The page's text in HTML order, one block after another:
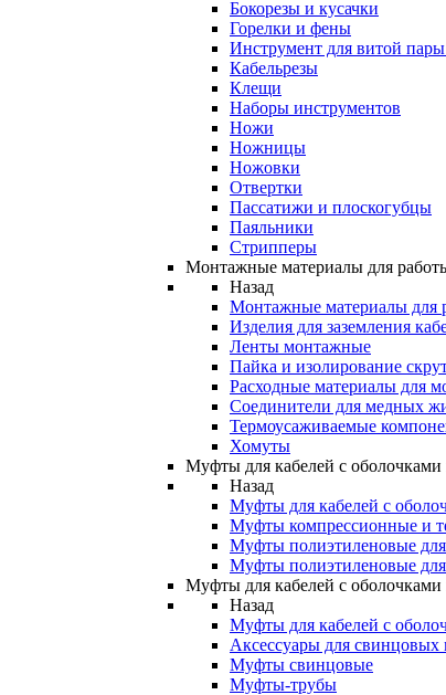
Бокорезы и кусачки
Горелки и фены
Инструмент для витой пары
Кабельрезы
Клещи
Наборы инструментов
Ножи
Ножницы
Ножовки
Отвертки
Пассатижи и плоскогубцы
Паяльники
Стрипперы
Монтажные материалы для
Назад
Монтажные материалы для
Изделия для заземления
Ленты монтажные
Пайка и изолирование
Расходные материалы для
Соединители для медных
Термоусаживаемые
Хомуты
Муфты для кабелей с оболочками
Назад
Муфты для кабелей с
Муфты компрессионные и
Муфты полиэтиленовые
Муфты полиэтиленовые
Муфты для кабелей с
Назад
Муфты для кабелей с
Аксессуары для свинцовых
Муфты свинцовые
Муфты-трубы